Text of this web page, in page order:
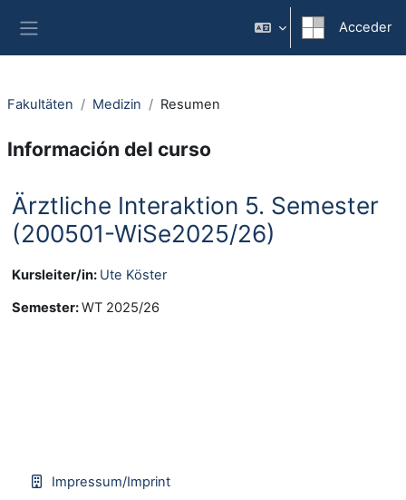
Acceder
Fakultäten Medizin Resumen
Información del curso
Ärztliche Interaktion 5. Semester
(200501-WiSe2025/26)
Kursleiter/in: Ute Köster
Semester:WT 2025/26
Impressum/Imprint